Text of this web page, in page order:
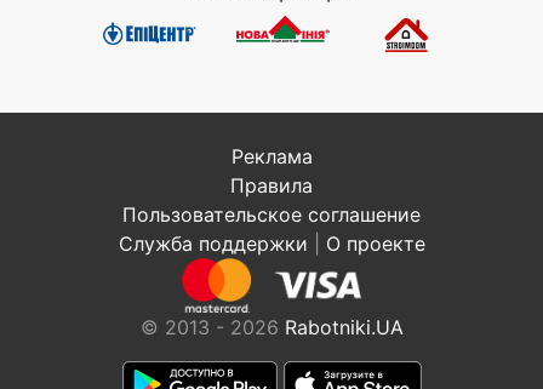
Реклама
Правила
Пользовательское соглашение
Служба поддержки
О проекте
© 2013 - 2026 Rabotniki.UA